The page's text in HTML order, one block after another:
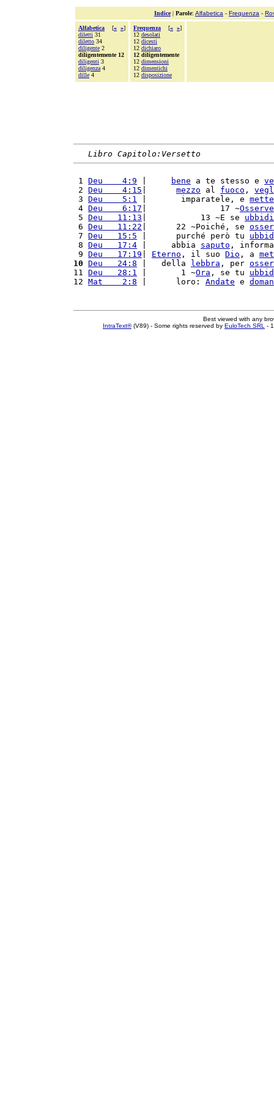
Indice| Parole: Alfabetica - Frequenza -
Alfabetica [« »]
diletti 31
diletto 34
diligente 2
diligentemente 12
diligenti 3
diligenza 4
dille 4
Frequenza [« »]
12 desolati
12 dicesti
12 dichiaro
12 diligentemente
12 dimensioni
12 dimentichi
12 disposizione
Libro Capitolo:Versetto
1 Deu    4:9 bene a te stesso e
2 Deu    4:15 mezzo al fuoco ,
3 Deu    5:1 |       imparatele, e
4 Deu    6:17 |               17 ~
5 Deu   11:13 |           13 ~E se
6 Deu   11:22 |      22 ~Poiché, se
7 Deu   15:5 |      purché però tu
8 Deu   17:4 |     abbia saputo ,
9 Deu   17:19 Eterno , il suo Dio , a
10 Deu   24:8 |   della lebbra , per
11 Deu   28:1 |       1 ~Ora , se tu
12 Mat    2:8 |      loro: Andate e
Best viewed with any
IntraText®(V89) - Some rights reserved by EuloTech SRL -